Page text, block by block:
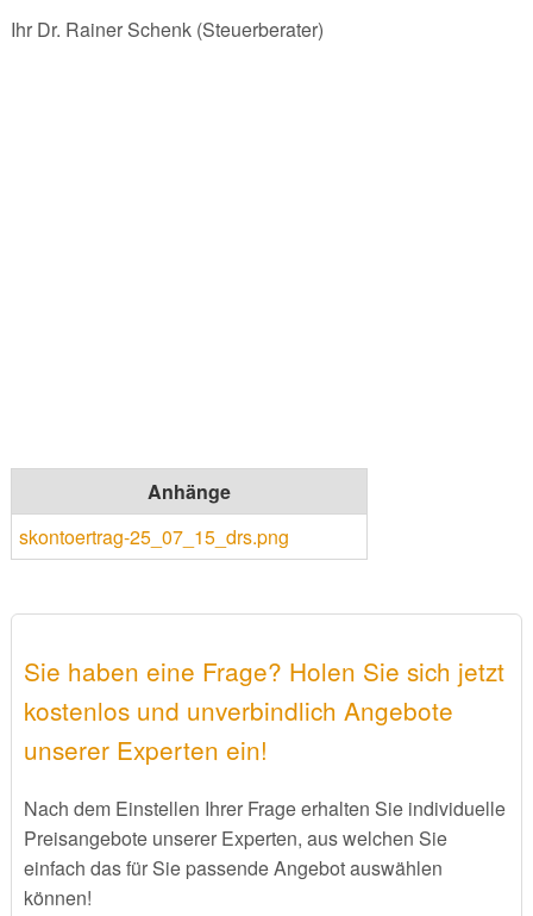
Ihr Dr. Rainer Schenk (Steuerberater)
Anhänge
skontoertrag-25_07_15_drs.png
Sie haben eine Frage? Holen Sie sich jetzt
kostenlos und unverbindlich Angebote
unserer Experten ein!
Nach dem Einstellen Ihrer Frage erhalten Sie individuelle
Preisangebote unserer Experten, aus welchen Sie
einfach das für Sie passende Angebot auswählen
können!